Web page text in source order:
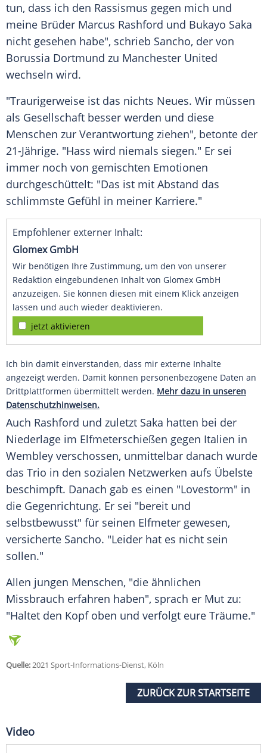
tun, dass ich den Rassismus gegen mich und
meine Brüder Marcus Rashford und Bukayo Saka
nicht gesehen habe", schrieb Sancho, der von
Borussia Dortmund zu Manchester United
wechseln wird.
"Traurigerweise ist das nichts Neues. Wir müssen
als Gesellschaft besser werden und diese
Menschen zur Verantwortung ziehen", betonte der
21-Jährige. "Hass wird niemals siegen." Er sei
immer noch von gemischten Emotionen
durchgeschüttelt: "Das ist mit Abstand das
schlimmste Gefühl in meiner Karriere."
Empfohlener externer Inhalt:
Glomex GmbH
Wir benötigen Ihre Zustimmung, um den von unserer
Redaktion eingebundenen Inhalt von Glomex GmbH
anzuzeigen. Sie können diesen mit einem Klick anzeigen
lassen und auch wieder deaktivieren.
jetzt aktivieren
Ich bin damit einverstanden, dass mir externe Inhalte
angezeigt werden. Damit können personenbezogene Daten an
Drittplattformen übermittelt werden. Mehr dazu in unseren
Datenschutzhinweisen.
Auch Rashford und zuletzt Saka hatten bei der
Niederlage im Elfmeterschießen gegen Italien in
Wembley verschossen, unmittelbar danach wurde
das Trio in den sozialen Netzwerken aufs Übelste
beschimpft. Danach gab es einen "Lovestorm" in
die Gegenrichtung. Er sei "bereit und
selbstbewusst" für seinen Elfmeter gewesen,
versicherte Sancho. "Leider hat es nicht sein
sollen."
Allen jungen Menschen, "die ähnlichen
Missbrauch erfahren haben", sprach er Mut zu:
"Haltet den Kopf oben und verfolgt eure Träume."
Quelle:2021 Sport-Informations-Dienst, Köln
ZURÜCK ZUR STARTSEITE
Video